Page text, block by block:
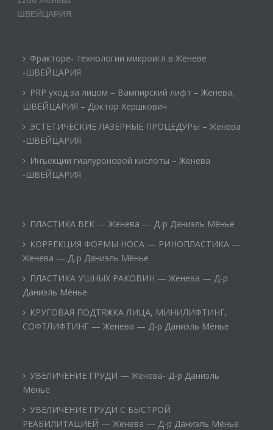
ШВЕЙЦАРИЯ
Фракторе- технологии микроигл в Женеве
-ШВЕЙЦАРИЯ
PRP уход за лицом – Вампирский лифт – Женева,
ШВЕЙЦАРИЯ – Доктор Хершкович
ЭСТЕТИЧЕСКИЕ ЛАЗЕРНЫЕ ПРОЦЕДУРЫ – Женева
-ШВЕЙЦАРИЯ
Инъекции гиалуроновой кислоты – Женева
-ШВЕЙЦАРИЯ
ПЛАСТИКА ВЕК — Женева — Д-р Даниэль Мёнье
КОРРЕКЦИЯ ФОРМЫ НОСА — РИНОПЛАСТИКА —
Женева — Д-р Даниэль Мёнье
ПЛАСТИКА УШНЫХ РАКОВИН — Женева — Д-р
Даниэль Мёнье
КРУГОВАЯ ПОДТЯЖКА ЛИЦА, МИНИЛИФТИНГ,
СОФТЛИФТИНГ — Женева — Д-р Даниэль Мёнье
УВЕЛИЧЕНИЕ ГРУДИ — Женева- Д-р Даниэль
Мёнье
УВЕЛИЧЕНИЕ ГРУДИ С БЫСТРОЙ
РЕАБИЛИТАЦИЕЙ — Женева — Д-р Даниэль Мёнье